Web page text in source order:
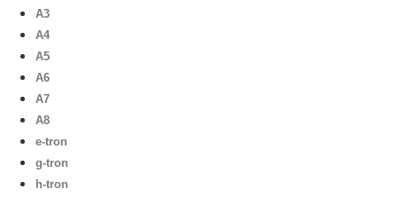
A3
A4
A5
A6
A7
A8
e-tron
g-tron
h-tron